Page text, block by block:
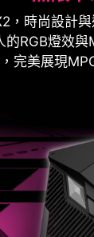
，時尚設計
的RGB燈效
完美展現
明側蓋面
板設計，符
，提供玩家
完美展現個
MYSTIC
義你的RGB
於自己的風
VGA 支
架設計，防